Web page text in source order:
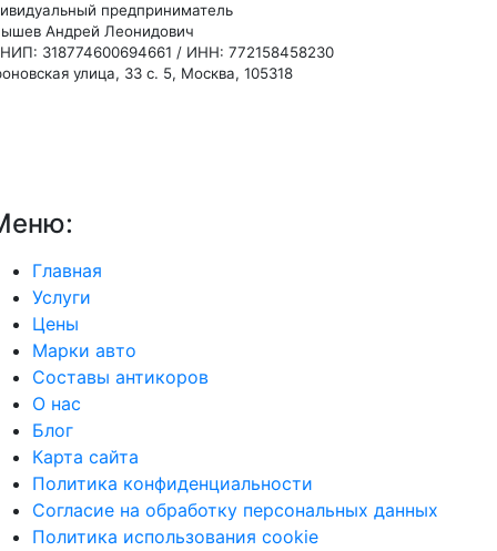
предприниматель
Андрей Леонидович
318774600694661 / ИНН: 772158458230
улица, 33 с. 5, Москва, 105318
Главная
Услуги
Цены
Марки авто
Составы антикоров
О нас
Блог
Карта сайта
Политика конфиденциальности
Согласие на обработку персональных данных
Политика использования cookie